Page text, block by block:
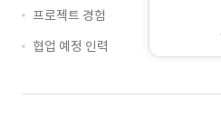
프로젝트 경험
협업 예정 인력